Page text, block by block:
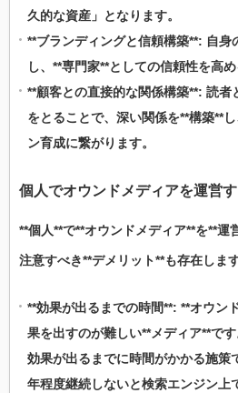
久的な資産」となります。
**ブランディングと信頼構築**: 自身
し、**専門家**としての信頼性を高め
**顧客との直接的な関係構築**: 読者
をとることで、深い関係を**構築**
ン育成に繋がります。
個人でオウンドメディアを運営
**個人**で**オウンドメディア**を**運
注意すべき**デメリット**も存在します
**効果が出るまでの時間**: **オウン
果を出すのが難しい**メディア**で
効果が出るまでに時間がかかる施策
年程度継続しないと検索エンジン上